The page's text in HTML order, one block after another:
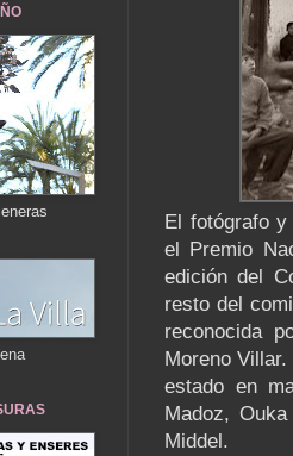
El fotógrafo
el Premio
edición del
resto del
reconocida
Moreno
estado en
Madoz,
Middel.